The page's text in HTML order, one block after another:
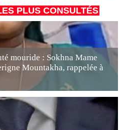
PLUS CONSULTÉS
mouride : Sokhna Mame
Mountakha, rappelée à